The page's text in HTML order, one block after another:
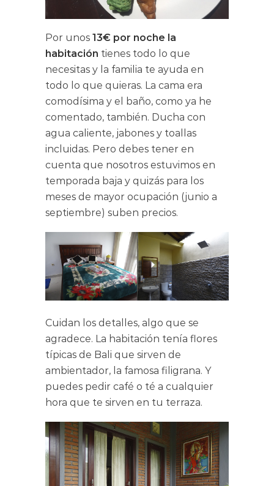
Por unos 13€ por noche la
habitación tienes todo lo que
necesitas y la familia te ayuda en
todo lo que quieras. La cama era
comodísima y el baño, como ya he
comentado, también. Ducha con
agua caliente, jabones y toallas
incluidas. Pero debes tener en
cuenta que nosotros estuvimos en
temporada baja y quizás para los
meses de mayor ocupación (junio a
septiembre) suben precios.
Cuidan los detalles, algo que se
agradece. La habitación tenía flores
típicas de Bali que sirven de
ambientador, la famosa filigrana. Y
puedes pedir café o té a cualquier
hora que te sirven en tu terraza.